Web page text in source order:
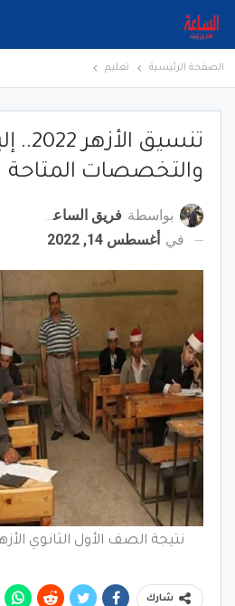
الصفحة الرئيسية تعليم
تنسيق
والتخصصات المتاحة
بواسطة فريق الساعة برس
في أغسطس 14, 2022
نتيجة الصف الأول الثانوي الأزهري
شارك